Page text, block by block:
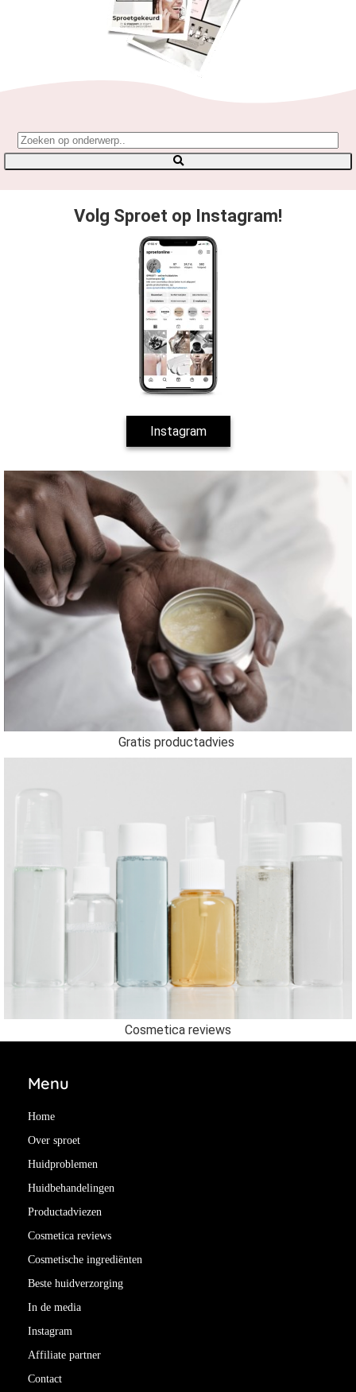
Volg Sproet op Instagram!
Instagram
Gratis productadvies
Cosmetica reviews
Menu
Home
Over sproet
Huidproblemen
Huidbehandelingen
Productadviezen
Cosmetica reviews
Cosmetische ingrediënten
Beste huidverzorging
In de media
Instagram
Affiliate partner
Contact